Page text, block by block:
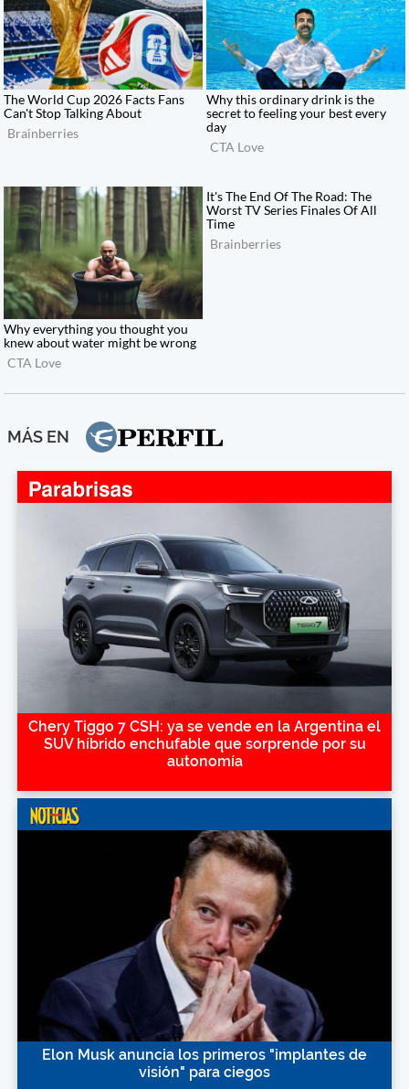
MÁS EN
Chery Tiggo 7 CSH: ya se vende en la Argentina el
SUV híbrido enchufable que sorprende por su
autonomía
Elon Musk anuncia los primeros "implantes de
visión" para ciegos